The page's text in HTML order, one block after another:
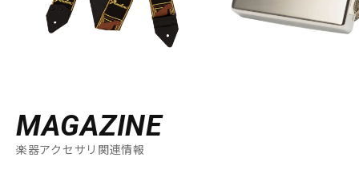
MAGAZINE
楽器アクセサリ関連情報